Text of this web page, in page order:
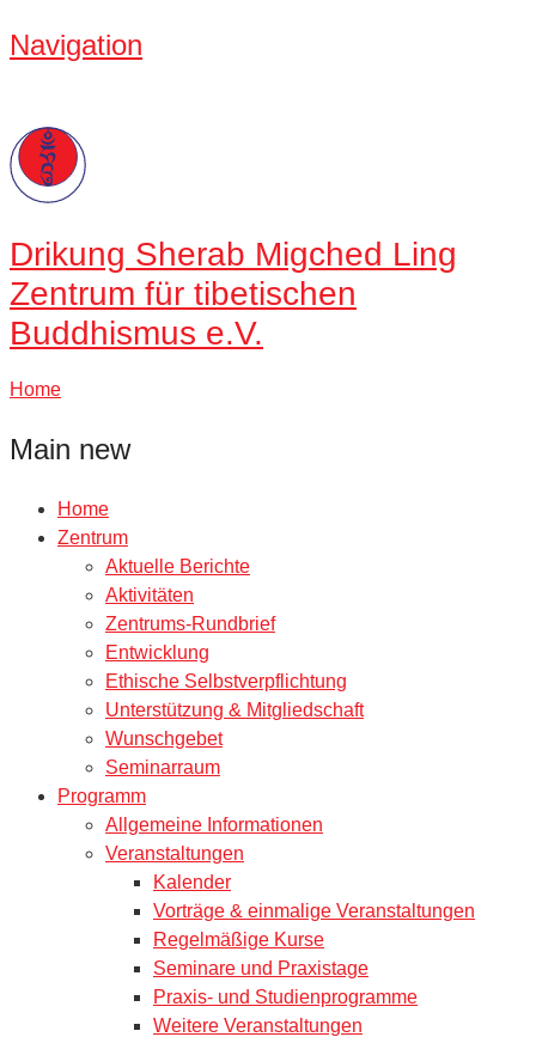
Navigation
Drikung Sherab Migched Ling
Zentrum für tibetischen
Buddhismus e.V.
Home
Main new
Home
Zentrum
Aktuelle Berichte
Aktivitäten
Zentrums-Rundbrief
Entwicklung
Ethische Selbstverpflichtung
Unterstützung & Mitgliedschaft
Wunschgebet
Seminarraum
Programm
Allgemeine Informationen
Veranstaltungen
Kalender
Vorträge & einmalige Veranstaltungen
Regelmäßige Kurse
Seminare und Praxistage
Praxis- und Studienprogramme
Weitere Veranstaltungen